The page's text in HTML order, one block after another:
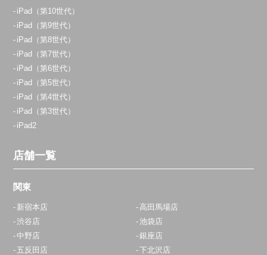
iPad（第10世代）
iPad（第9世代）
iPad（第8世代）
iPad（第7世代）
iPad（第6世代）
iPad（第5世代）
iPad（第4世代）
iPad（第3世代）
iPad2
店舗一覧
関東
新宿本店
高田馬場店
渋谷店
池袋店
中野店
銀座店
五反田店
下北沢店